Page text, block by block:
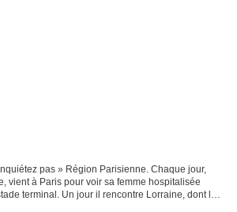
pas » Région Parisienne. Chaque jour,
vient à Paris pour voir sa femme hospitalisée
terminal. Un jour il rencontre Lorraine, dont le